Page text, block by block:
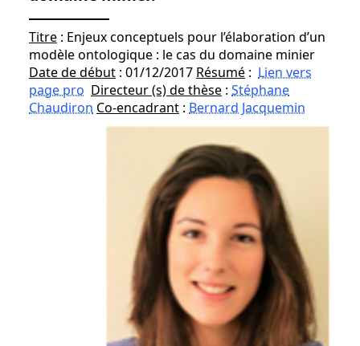
Titre : Enjeux conceptuels pour l’élaboration d’un
modèle ontologique : le cas du domaine minier
Date de début : 01/12/2017 Résumé : Lien vers
page pro Directeur (s) de thèse : Stéphane
Chaudiron Co-encadrant : Bernard Jacquemin